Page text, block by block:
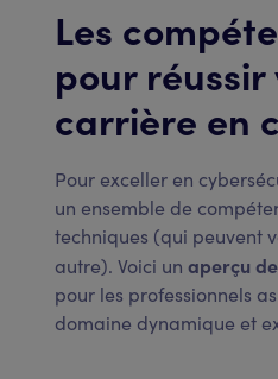
Les
pour
carrière en
Pour exceller en
un ensemble de
techniques (qui peuvent
autre). Voici un aperçu
pour les professionnels
domaine dynamique et